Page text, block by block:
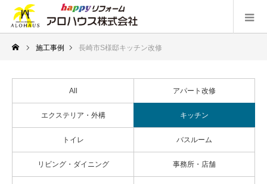
施工事例 長崎市S様邸キッチン改修
All アパート改修
エクステリア・外構 キッチン
トイレ バスルーム
リビング・ダイニング 事務所・店舗